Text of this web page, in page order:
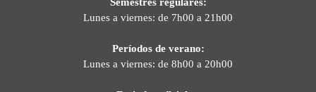
Lunes a viernes: de 7h00 a 21h00
Períodos de verano:
Lunes a viernes: de 8h00 a 20h00